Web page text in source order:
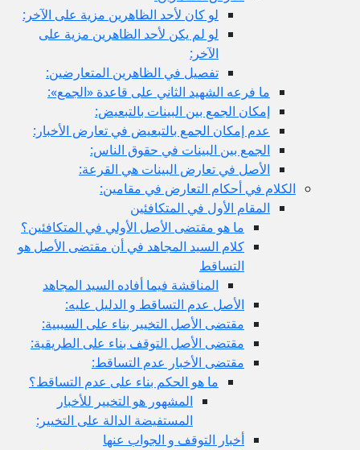
لو كان لأحد الظاهرين مزية على الآخر:
لو لم يكن لأحد الظاهرين مزية على
تفصيل في الظاهرين المتعارضين:
ما فرعه الشهيد الثاني على قاعدة «الجمع»:
إمكان الجمع بين البينات بالتبعيض:
عدم إمكان الجمع بالتبعيض في تعارض الأخبار:
الجمع بين البينات في حقوق الناس:
الأصل في تعارض البينات هي القرعة:
الكلام في أحكام التعارض في مقامين:
المقام الأول في المتكافئين
ما هو مقتضى الأصل الأولي في المتكافئين؟
كلام السيد المجاهد في أن مقتضى الأصل هو
التساقط
المناقشة فيما أفاده السيد المجاهد
الأصل عدم التساقط و الدليل عليه:
مقتضى الأصل التخيير بناء على السببية:
مقتضى الأصل التوقف بناء على الطريقية:
مقتضى الأخبار عدم التساقط:
ما هو الحكم بناء على عدم التساقط؟
المشهور هو التخيير للأخبار
المستفيضة الدالة على التخيير:
أخبار التوقف و الجواب عنها